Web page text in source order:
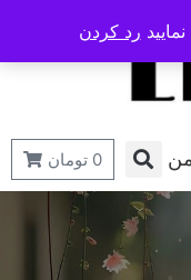
0 تومان
رد کردن